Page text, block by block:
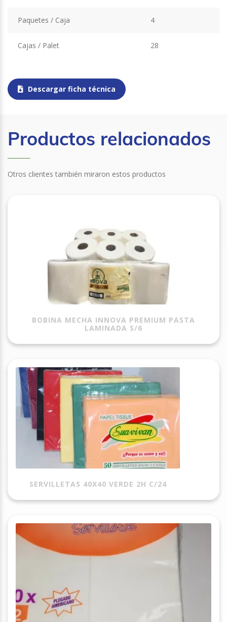
Paquetes / Caja 4
Cajas / Palet 28
Descargar ficha técnica
Productos relacionados
Otros clientes también miraron estos productos
BOBINA MECHA INNOVA PREMIUM PASTA
LAMINADA S/6
SERVILLETAS 40X40 VERDE 2H C/24